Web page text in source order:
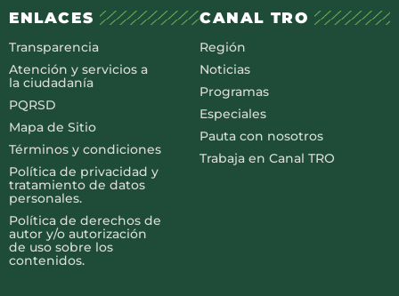
ENLACES
Transparencia
Atención y servicios a
la ciudadanía
PQRSD
Mapa de Sitio
Términos y condiciones
Política de privacidad y
tratamiento de datos
personales.
Política de derechos de
autor y/o autorización
de uso sobre los
contenidos.
CANAL TRO
Región
Noticias
Programas
Especiales
Pauta con nosotros
Trabaja en Canal TRO